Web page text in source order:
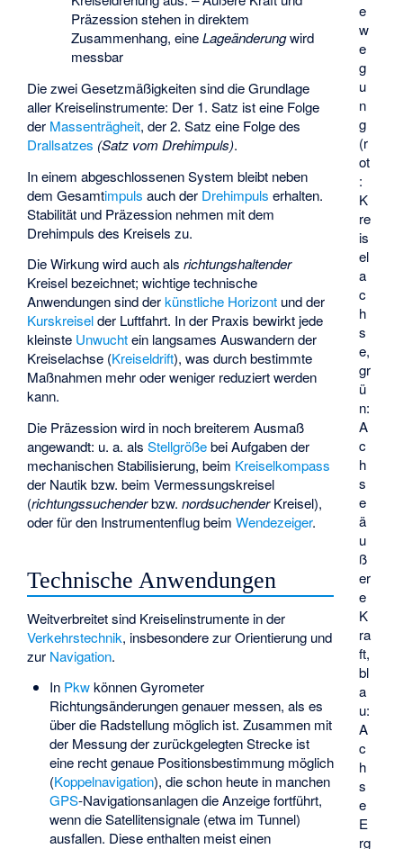
e
w
e
g
u
n
g
(r
ot
:
K
re
is
el
a
c
h
s
e,
gr
ü
n:
A
c
h
s
e
ä
u
ß
er
e
K
ra
ft,
bl
a
u:
A
c
h
s
e
E
rg
Präzession stehen in direktem
Zusammenhang, eineLageänderungwird
messbar
Die zwei Gesetzmäßigkeiten sind die Grundlage
aller Kreiselinstrumente: Der 1. Satz ist eine Folge
der Massenträgheit, der 2. Satz eine Folge des
Drallsatzes (Satz vom Drehimpuls).
In einem abgeschlossenen System bleibt neben
dem Gesamtimpuls auch der Drehimpuls erhalten.
Stabilität und Präzession nehmen mit dem
Drehimpuls des Kreisels zu.
Die Wirkung wird auch alsrichtungshaltender
Kreisel bezeichnet; wichtige technische
Anwendungen sind derkünstliche Horizont und der
Kurskreiselder Luftfahrt. In der Praxis bewirkt jede
kleinste Unwuchtein langsames Auswandern der
Kreiselachse (Kreiseldrift), was durch bestimmte
Maßnahmen mehr oder weniger reduziert werden
kann.
Die Präzession wird in noch breiterem Ausmaß
angewandt: u. a. alsStellgrößebei Aufgaben der
mechanischen Stabilisierung, beim Kreiselkompass
der Nautik bzw. beimVermessungskreisel
(richtungssuchenderbzw.nordsuchenderKreisel),
oder für den Instrumentenflug beimWendezeiger.
Technische Anwendungen
Weitverbreitet sind Kreiselinstrumente in der
Verkehrstechnik, insbesondere zur Orientierung und
zur Navigation.
In Pkwkönnen Gyrometer
Richtungsänderungen genauer messen, als es
über die Radstellung möglich ist. Zusammen mit
der Messung der zurückgelegten Strecke ist
eine recht genaue Positionsbestimmung möglich
(Koppelnavigation), die schon heute in manchen
GPS-Navigationsanlagen die Anzeige fortführt,
wenn die Satellitensignale (etwa im Tunnel)
ausfallen. Diese enthalten meist einen